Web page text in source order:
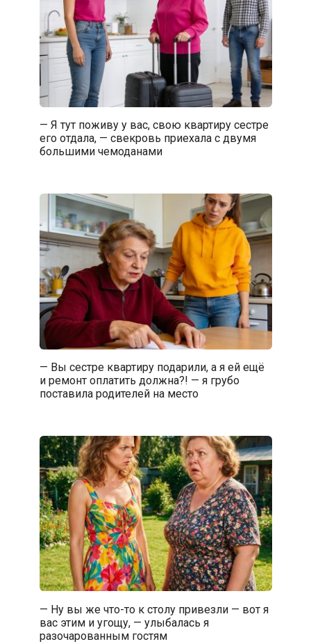
— Я тут поживу у вас, свою квартиру сестре
его отдала, — свекровь приехала с двумя
большими чемоданами
— Вы сестре квартиру подарили, а я ей ещё
и ремонт оплатить должна?! — я грубо
поставила родителей на место
— Ну вы же что-то к столу привезли — вот я
вас этим и угощу, — улыбалась я
разочарованным гостям